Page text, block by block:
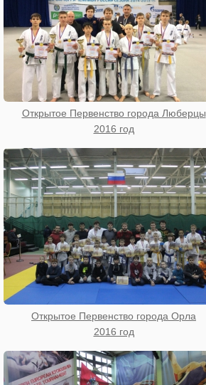
Открытое Первенство города Люберцы
2016 год
Открытое Первенство города Орла
2016 год